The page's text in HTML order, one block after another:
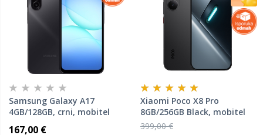
Samsung Galaxy A17
4GB/128GB, crni, mobitel
167,00 €
Xiaomi Poco X8 Pro
8GB/256GB Black, mobitel
399,00 €